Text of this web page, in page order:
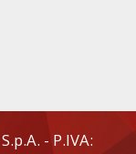
- P.IVA: